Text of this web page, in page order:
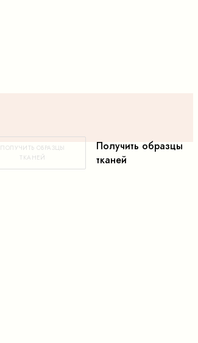
ПОЛУЧИТЬ ОБРАЗЦЫ
ТКАНЕЙ
Получить образцы
тканей